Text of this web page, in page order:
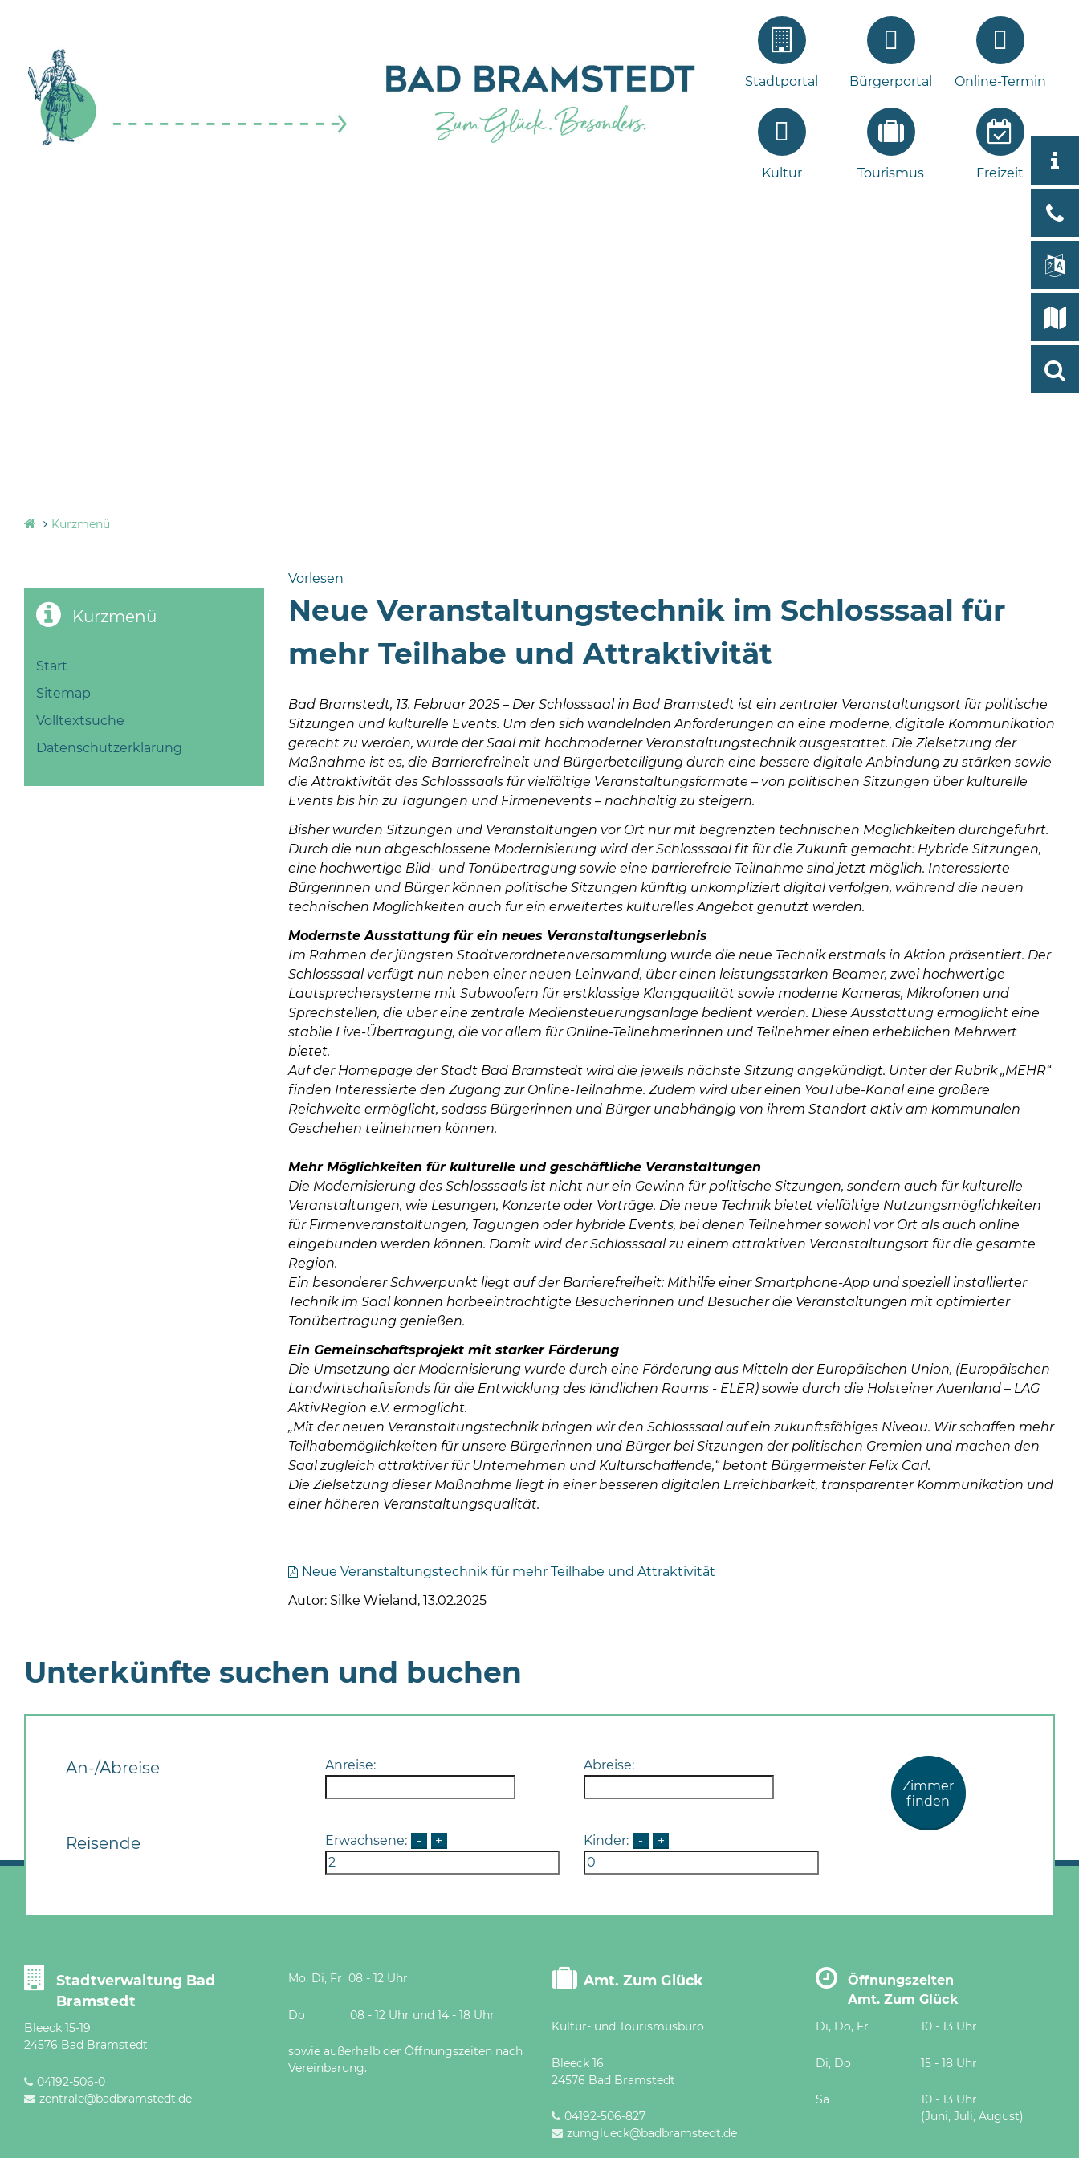
Stadtportal Bürgerportal Online-Termin
Kultur Tourismus Freizeit
Bleeck
19
08
12
-
18
Kurzmenü
Vorlesen
Kurzmenü
Start
Sitemap
Volltextsuche
Datenschutzerklärung
Neue Veranstaltungstechnik im Schlosssaal für
mehr Teilhabe und Attraktivität
Bad Bramstedt, 13. Februar 2025 – Der Schlosssaal in Bad Bramstedt ist ein zentraler Veranstaltungsort für politische
Sitzungen und kulturelle Events. Um den sich wandelnden Anforderungen an eine moderne, digitale Kommunikation
gerecht zu werden, wurde der Saal mit hochmoderner Veranstaltungstechnik ausgestattet. Die Zielsetzung der
Maßnahme ist es, die Barrierefreiheit und Bürgerbeteiligung durch eine bessere digitale Anbindung zu stärken sowie
die Attraktivität des Schlosssaals für vielfältige Veranstaltungsformate – von politischen Sitzungen über kulturelle
Events bis hin zu Tagungen und Firmenevents – nachhaltig zu steigern.
Bisher wurden Sitzungen und Veranstaltungen vor Ort nur mit begrenzten technischen Möglichkeiten durchgeführt.
Durch die nun abgeschlossene Modernisierung wird der Schlosssaal fit für die Zukunft gemacht: Hybride Sitzungen,
eine hochwertige Bild- und Tonübertragung sowie eine barrierefreie Teilnahme sind jetzt möglich. Interessierte
Bürgerinnen und Bürger können politische Sitzungen künftig unkompliziert digital verfolgen, während die neuen
technischen Möglichkeiten auch für ein erweitertes kulturelles Angebot genutzt werden.
Modernste Ausstattung für ein neues Veranstaltungserlebnis
Im Rahmen der jüngsten Stadtverordnetenversammlung wurde die neue Technik erstmals in Aktion präsentiert. Der
Schlosssaal verfügt nun neben einer neuen Leinwand, über einen leistungsstarken Beamer, zwei hochwertige
Lautsprechersysteme mit Subwoofern für erstklassige Klangqualität sowie moderne Kameras, Mikrofonen und
Sprechstellen, die über eine zentrale Mediensteuerungsanlage bedient werden. Diese Ausstattung ermöglicht eine
stabile Live-Übertragung, die vor allem für Online-Teilnehmerinnen und Teilnehmer einen erheblichen Mehrwert
bietet.
Auf der Homepage der Stadt Bad Bramstedt wird die jeweils nächste Sitzung angekündigt. Unter der Rubrik „MEHR“
finden Interessierte den Zugang zur Online-Teilnahme. Zudem wird über einen YouTube-Kanal eine größere
Reichweite ermöglicht, sodass Bürgerinnen und Bürger unabhängig von ihrem Standort aktiv am kommunalen
Geschehen teilnehmen können.
Mehr Möglichkeiten für kulturelle und geschäftliche Veranstaltungen
Die Modernisierung des Schlosssaals ist nicht nur ein Gewinn für politische Sitzungen, sondern auch für kulturelle
Veranstaltungen, wie Lesungen, Konzerte oder Vorträge. Die neue Technik bietet vielfältige Nutzungsmöglichkeiten
für Firmenveranstaltungen, Tagungen oder hybride Events, bei denen Teilnehmer sowohl vor Ort als auch online
eingebunden werden können. Damit wird der Schlosssaal zu einem attraktiven Veranstaltungsort für die gesamte
Region.
Ein besonderer Schwerpunkt liegt auf der Barrierefreiheit: Mithilfe einer Smartphone-App und speziell installierter
Technik im Saal können hörbeeinträchtigte Besucherinnen und Besucher die Veranstaltungen mit optimierter
Tonübertragung genießen.
Ein Gemeinschaftsprojekt mit starker Förderung
Die Umsetzung der Modernisierung wurde durch eine Förderung aus Mitteln der Europäischen Union, (Europäischen
Landwirtschaftsfonds für die Entwicklung des ländlichen Raums - ELER) sowie durch die Holsteiner Auenland – LAG
AktivRegion e.V. ermöglicht.
„Mit der neuen Veranstaltungstechnik bringen wir den Schlosssaal auf ein zukunftsfähiges Niveau. Wir schaffen mehr
Teilhabemöglichkeiten für unsere Bürgerinnen und Bürger bei Sitzungen der politischen Gremien und machen den
Saal zugleich attraktiver für Unternehmen und Kulturschaffende,“ betont Bürgermeister Felix Carl.
Die Zielsetzung dieser Maßnahme liegt in einer besseren digitalen Erreichbarkeit, transparenter Kommunikation und
einer höheren Veranstaltungsqualität.
Neue Veranstaltungstechnik für mehr Teilhabe und Attraktivität
Autor: Silke Wieland, 13.02.2025
Unterkünfte suchen und buchen
An-/Abreise Anreise: Abreise:
Reisende Erwachsene: - + Kinder: - +
Zimmer
finden
Stadtverwaltung Bad
Bramstedt
Bleeck 15-19
24576 Bad Bramstedt
04192-506-0
zentrale@badbramstedt.de
Mo, Di, Fr 08 - 12 Uhr
Do 08 - 12 Uhr und 14 - 18 Uhr
sowie außerhalb der Öffnungszeiten nach
Vereinbarung.
Amt. Zum Glück
Kultur- und Tourismusbüro
Bleeck 16
24576 Bad Bramstedt
04192-506-827
zumglueck@badbramstedt.de
Öffnungszeiten
Amt. Zum Glück
Di, Do, Fr 10 - 13 Uhr
Di, Do 15 - 18 Uhr
Sa
10 - 13 Uhr
(Juni, Juli, August)